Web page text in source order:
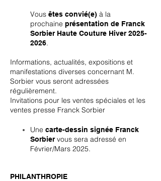
Vous êtes convié(e) à la
prochaine présentation de Franck
Sorbier Haute Couture Hiver2025-
2026.
Informations, actualités, expositions et
manifestations diverses concernant M.
Sorbier vous seront adressées
régulièrement.
Invitations pour les ventes spéciales et les
ventes presse Franck Sorbier
Une carte-dessin signée Franck
Sorbiervous sera adressé en
Février/Mars 2025.
PHILANTHROPIE